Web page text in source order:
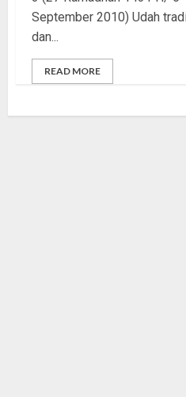
September 2010) Udah
dan...
READ MORE